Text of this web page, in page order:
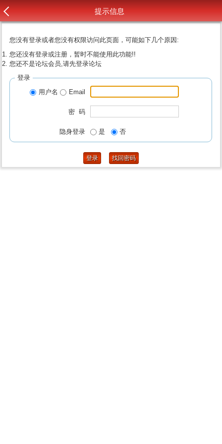
提示信息
您没有登录或者您没有权限访问此页面，可能如下几个原因:
您还没有登录或注册，暂时不能使用此功能!!
您还不是论坛会员,请先登录论坛
登录
用户名
Email
密 码
隐身登录 是 否